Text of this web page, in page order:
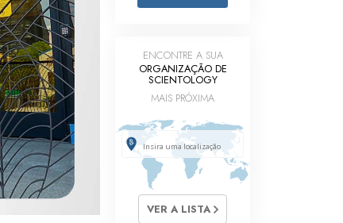
Respostas às Drogas
Crianças
Ferramentas para o Local do Trabalho
Ética e as Condições
A Causa da Supressão
Investigações
Bases da Organização
ENCONTRE A SUA
ORGANIZAÇÃO DE
SCIENTOLOGY
MAIS PRÓXIMA
VER A LISTA